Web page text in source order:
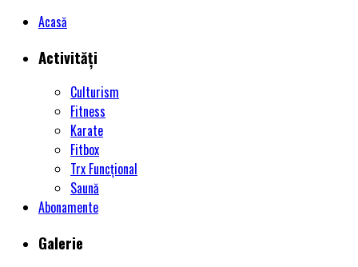
Acasă
Activități
Culturism
Fitness
Karate
Fitbox
Trx Funcțional
Saună
Abonamente
Galerie